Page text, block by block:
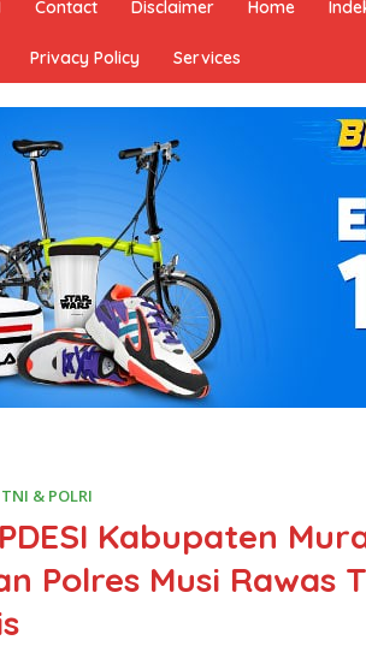
Contact Disclaimer Home
Privacy Policy Services
TNI & POLRI
Kabupaten
Polres Musi Rawas